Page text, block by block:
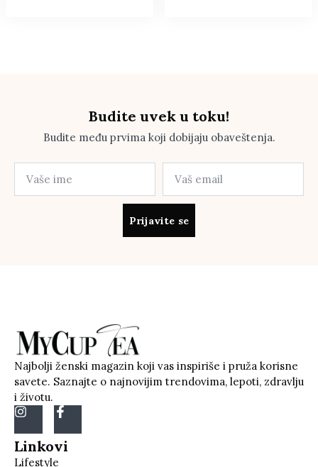
Budite uvek u toku!
Budite među prvima koji dobijaju obaveštenja.
Prijavite se
Najbolji ženski magazin koji vas inspiriše i pruža korisne
savete. Saznajte o najnovijim trendovima, lepoti, zdravlju
i životu.
Linkovi
Lifestyle